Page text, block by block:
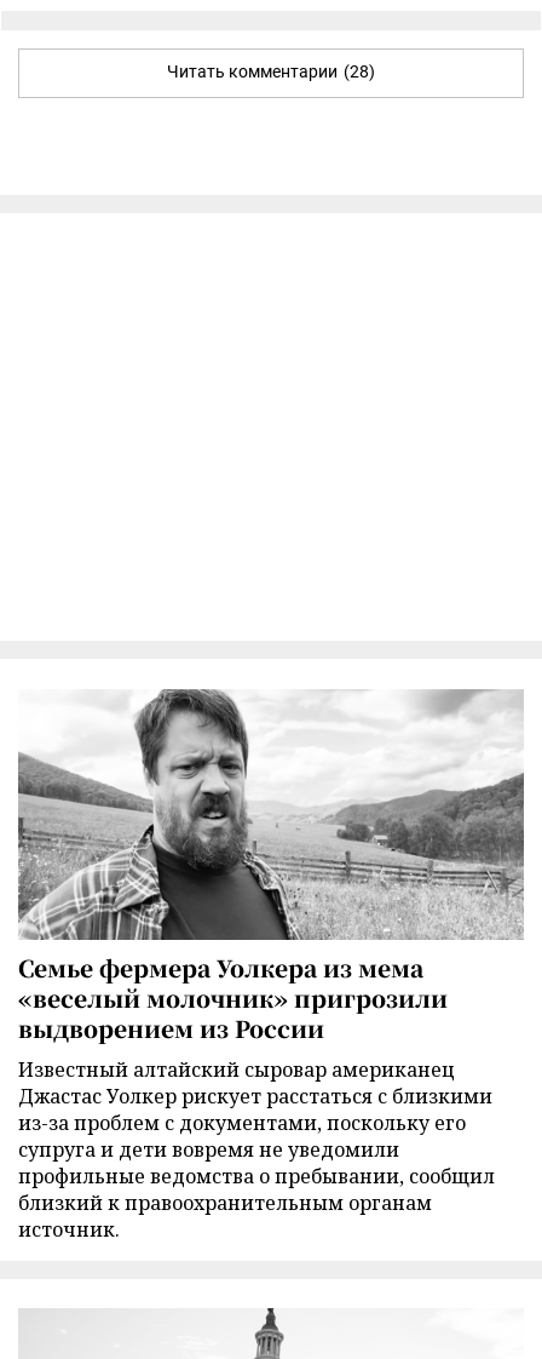
Читать комментарии (28)
Семье фермера Уолкера из мема
«веселый молочник» пригрозили
выдворением из России
Известный алтайский сыровар американец
Джастас Уолкер рискует расстаться с близкими
из-за проблем с документами, поскольку его
супруга и дети вовремя не уведомили
профильные ведомства о пребывании, сообщил
близкий к правоохранительным органам
источник.